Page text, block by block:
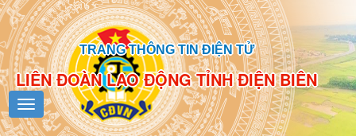
TRANG THÔNG TIN ĐIỆN TỬ
LIÊN ĐOÀN LAO ĐỘNG TỈNH ĐIỆN BIÊN